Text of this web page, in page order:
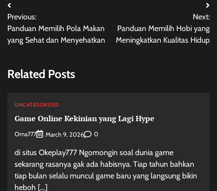
Post
navigation
Previous:
Panduan Memilih Pola Makan
yang Sehat dan Menyehatkan
Next:
Panduan Memilih Hobi yang
Meningkatkan Kualitas Hidup
Related Posts
UNCATEGORIZED
Game Online Kekinian yang Lagi Hype
Oma777 March 9, 2026 0
di situs Okeplay777 Ngomongin soal dunia game
sekarang rasanya gak ada habisnya. Tiap tahun bahkan
tiap bulan selalu muncul game baru yang langsung bikin
heboh […]